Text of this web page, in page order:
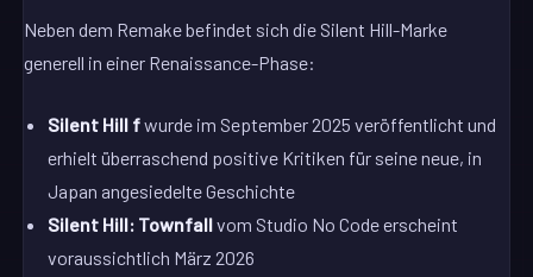
Neben dem Remake befindet sich die Silent Hill-Marke
generell in einer Renaissance-Phase:
Silent Hill fwurde im September 2025 veröffentlicht und
erhielt überraschend positive Kritiken für seine neue, in
Japan angesiedelte Geschichte
Silent Hill: Townfallvom Studio No Code erscheint
voraussichtlich März 2026